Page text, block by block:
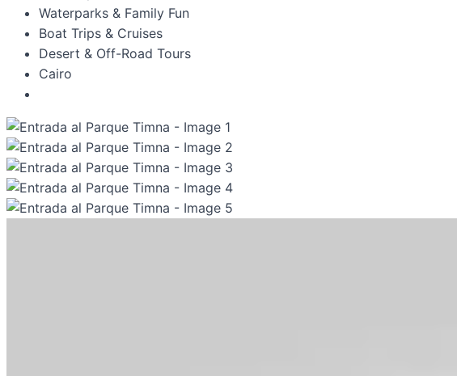
Waterparks & Family Fun
Boat Trips & Cruises
Desert & Off-Road Tours
Cairo